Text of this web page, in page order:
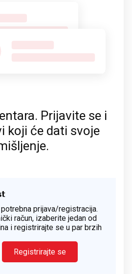
Prijavite se i
koji će dati svoje
prijava/registracija.
račun, izaberite jedan od
i registrirajte se u par brzih
Registrirajte se